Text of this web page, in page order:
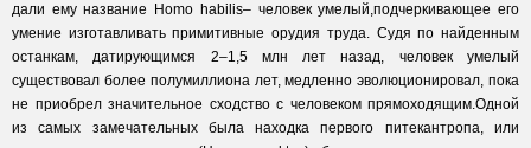
дали ему название Homo habilis– человек умелый,подчеркивающее его
умение изготавливать примитивные орудия труда. Судя по найденным
останкам, датирующимся 2–1,5 млн лет назад, человек умелый
существовал более полумиллиона лет, медленно эволюционировал, пока
не приобрел значительное сходство с человеком прямоходящим.Одной
из самых замечательных была находка первого питекантропа, или